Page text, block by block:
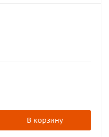
В корзину